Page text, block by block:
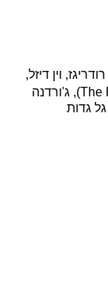
רודריגז, וין דיזל,
, ג'ורדנה
גל גדות